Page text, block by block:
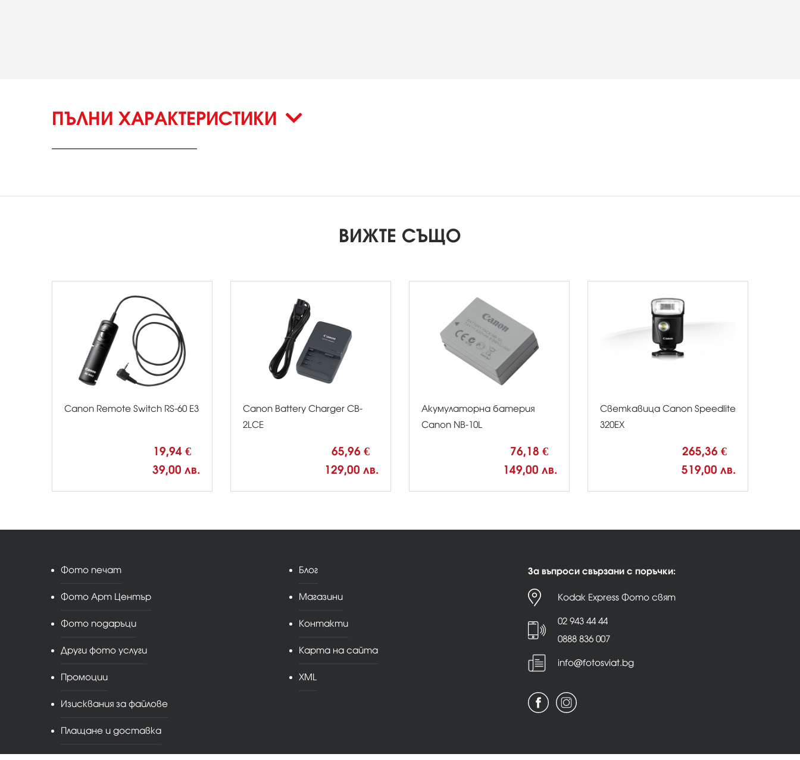
ПЪЛНИ ХАРАКТЕРИСТИКИ
ВИЖТЕ СЪЩО
Canon Remote Switch RS-60 E3
19,94 €
39,00 лв.
Canon Battery Charger CB-
2LCE
65,96 €
129,00 лв.
Акумулаторна батерия
Canon NB-10L
76,18 €
149,00 лв.
Светкавица Canon Speedlite
320ЕХ
265,36 €
519,00 лв.
Фото печат
Фото Арт Център
Фото подаръци
Други фото услуги
Промоции
Изисквания за файлове
Плащане и доставка
Блог
Магазини
Контакти
Карта на сайта
XML
За въпроси свързани с поръчки:
Kodak Express Фото свят
02 943 44 44
0888 836 007
info@fotosviat.bg